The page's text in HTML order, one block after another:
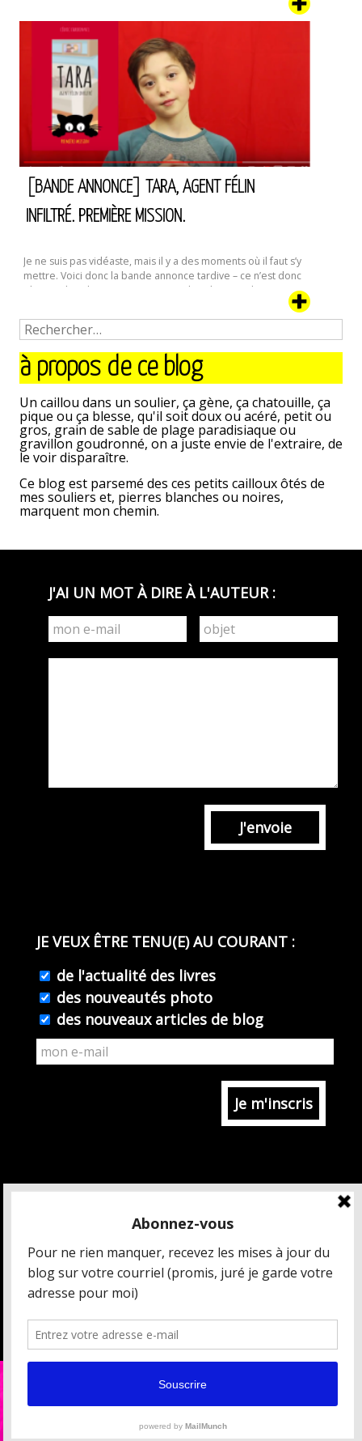
de bâillements, elle ouvrit le cache du judas en s’attendant
à ne voir personne. Ce genre de blagues étaient assez …
Continuer la lecture de Le
Blanc
des
Yeux
Premier
extrait
[BANDE ANNONCE] TARA, AGENT FÉLIN
INFILTRÉ. PREMIÈRE MISSION.
Je ne suis pas vidéaste, mais il y a des moments où il faut s’y
mettre. Voici donc la bande annonce tardive – ce n’est donc
plus une bande annonce, mais une bande-rappel,
finalement – de la première mission de Tara, notre Agent
Félin Infiltré préféré. Il était temps ; le tome 2 vient d’être …
Continuer la lecture de
Tara,
agent
infiltré.
Première
mission.
à propos de ce blog
Un caillou dans un soulier, ça gène, ça chatouille, ça
pique ou ça blesse, qu'il soit doux ou acéré, petit ou
gros, grain de sable de plage paradisiaque ou
gravillon goudronné, on a juste envie de l'extraire, de
le voir disparaître.
Ce blog est parsemé des ces petits cailloux ôtés de
mes souliers et, pierres blanches ou noires,
marquent mon chemin.
J'AI UN MOT À DIRE À L'AUTEUR :
J'envoie
JE VEUX ÊTRE TENU(E) AU COURANT :
de l'actualité des livres
des nouveautés photo
des nouveaux articles de blog
MAIS QUI EST CÉDRIC CHARBONNEL ?
CRÉDITS ET MENTIONS LÉGALES
DONNÉES PERSONNELLES
[ ESPACE PRESSE / PARTENAIRES ]